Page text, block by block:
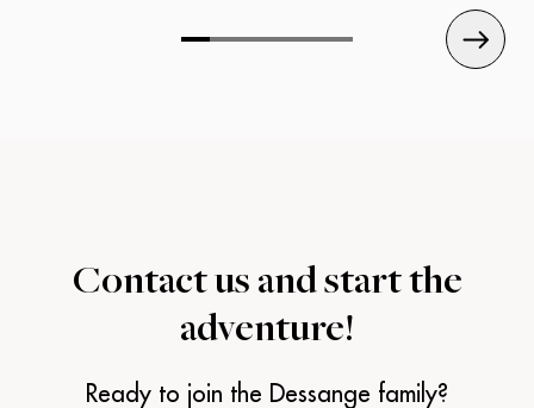
work for your success.
Contact us andstart the
adventure!
Ready to join the Dessange family?